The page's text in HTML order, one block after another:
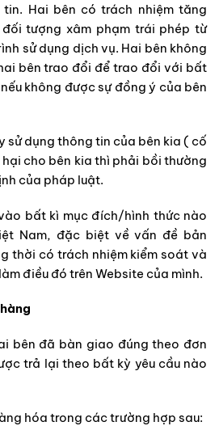
Hai bên có trách nhiệm tăng
tượng xâm phạm trái phép từ
sử dụng dịch vụ. Hai bên không
bên trao đổi để trao đổi với bất
không được sự đồng ý của bên
sử dụng thông tin của bên kia ( cố
cho bên kia thì phải bồi thường
của pháp luật.
bất kì mục đích/hình thức nào
Nam, đặc biệt về vấn đề bản
thời có trách nhiệm kiểm soát và
điều đó trên Website của mình.
bên đã bàn giao đúng theo đơn
trả lại theo bất kỳ yêu cầu nào
hóa trong các trường hợp sau: